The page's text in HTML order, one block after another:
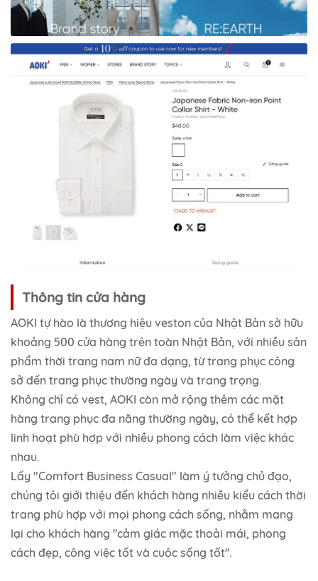
Thông tin cửa hàng
AOKI tự hào là thương hiệu veston của Nhật Bản sở hữu
khoảng 500 cửa hàng trên toàn Nhật Bản, với nhiều sản
phẩm thời trang nam nữ đa dạng, từ trang phục công
sở đến trang phục thường ngày và trang trọng.
Không chỉ có vest, AOKI còn mở rộng thêm các mặt
hàng trang phục đa năng thường ngày, có thể kết hợp
linh hoạt phù hợp với nhiều phong cách làm việc khác
nhau.
Lấy "Comfort Business Casual" làm ý tưởng chủ đạo,
chúng tôi giới thiệu đến khách hàng nhiều kiểu cách thời
trang phù hợp với mọi phong cách sống, nhằm mang
lại cho khách hàng ''cảm giác mặc thoải mái, phong
cách đẹp, công việc tốt và cuộc sống tốt''.